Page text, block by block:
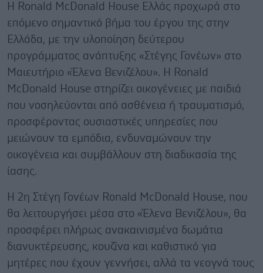
Η Ronald McDonald House Ελλάς προχωρά στο
επόμενο σημαντικό βήμα του έργου της στην
Ελλάδα, με την υλοποίηση δεύτερου
προγράμματος ανάπτυξης «Στέγης Γονέων» στο
Μαιευτήριο «Έλενα Βενιζέλου». Η Ronald
McDonald House στηρίζει οικογένειες με παιδιά
που νοσηλεύονται από ασθένεια ή τραυματισμό,
προσφέροντας ουσιαστικές υπηρεσίες που
μειώνουν τα εμπόδια, ενδυναμώνουν την
οικογένεια και συμβάλλουν στη διαδικασία της
ίασης.
H 2η Στέγη Γονέων Ronald McDonald House, που
θα λειτουργήσει μέσα στο «Έλενα Βενιζέλου», θα
προσφέρει πλήρως ανακαινισμένα δωμάτια
διανυκτέρευσης, κουζίνα και καθιστικό για
μητέρες που έχουν γεννήσει, αλλά τα νεογνά τους